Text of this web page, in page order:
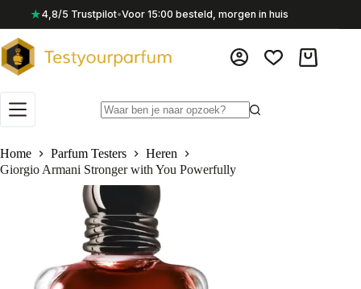
inhoud
★4,8/5 Trustpilot•Voor 15:00 besteld, morgen in huis
Home
Parfum Testers
Heren
Giorgio Armani Stronger with You Powerfully